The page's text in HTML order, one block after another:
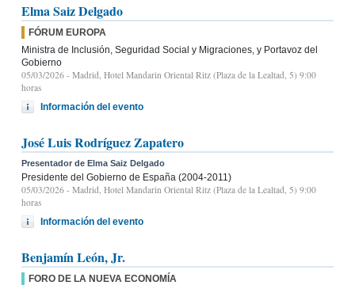
Elma Saiz Delgado
FÓRUM EUROPA
Ministra de Inclusión, Seguridad Social y Migraciones, y Portavoz del
Gobierno
05/03/2026 - Madrid, Hotel Mandarin Oriental Ritz (Plaza de la Lealtad, 5) 9:00
horas
Información del evento
José Luis Rodríguez Zapatero
Presentador de Elma Saiz Delgado
Presidente del Gobierno de España (2004-2011)
05/03/2026 - Madrid, Hotel Mandarin Oriental Ritz (Plaza de la Lealtad, 5) 9:00
horas
Información del evento
Benjamín León, Jr.
FORO DE LA NUEVA ECONOMÍA